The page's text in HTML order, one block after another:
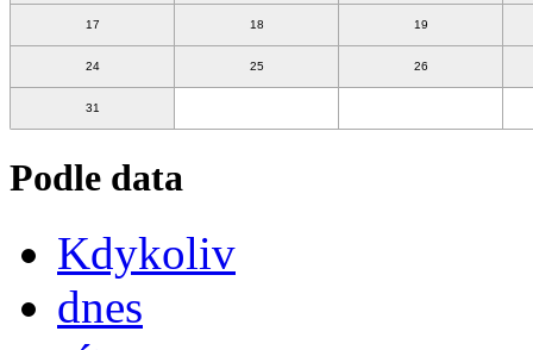
17 18 19
24 25 26
31
Podle data
Kdykoliv
dnes